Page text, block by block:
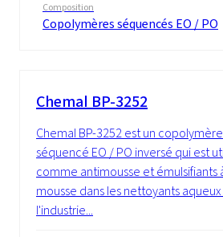
Composition
Copolymères séquencés EO / PO
Chemal BP-3252
Chemal BP-3252 est un copolymère
séquencé EO / PO inversé qui est
comme antimousse et émulsifiants
mousse dans les nettoyants
l'industrie...